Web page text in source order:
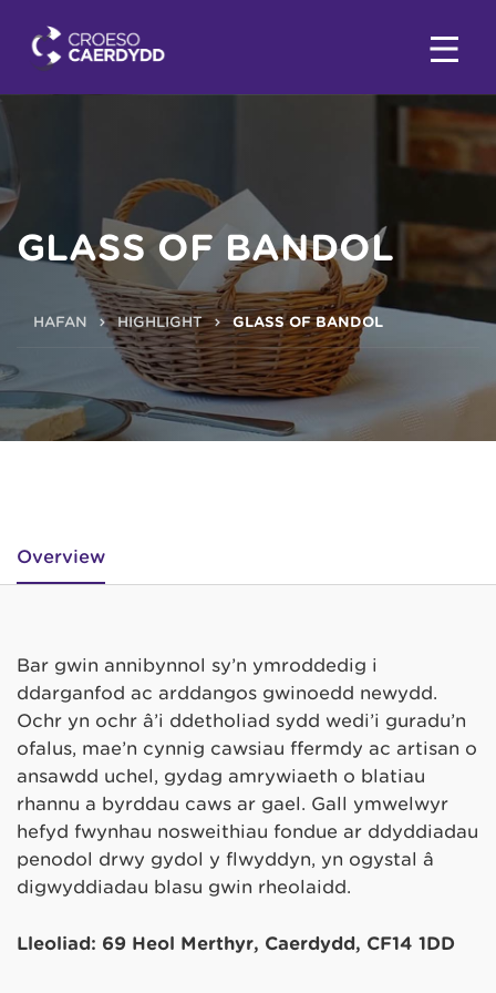
GLASS OF BANDOL
HAFAN HIGHLIGHT GLASS OF BANDOL
Overview
Bar gwin annibynnol sy’n ymroddedig i
ddarganfod ac arddangos gwinoedd newydd.
Ochr yn ochr â’i ddetholiad sydd wedi’i guradu’n
ofalus, mae’n cynnig cawsiau ffermdy ac artisan o
ansawdd uchel, gydag amrywiaeth o blatiau
rhannu a byrddau caws ar gael. Gall ymwelwyr
hefyd fwynhau nosweithiau fondue ar ddyddiadau
penodol drwy gydol y flwyddyn, yn ogystal â
digwyddiadau blasu gwin rheolaidd.
Lleoliad: 69 Heol Merthyr, Caerdydd, CF14 1DD